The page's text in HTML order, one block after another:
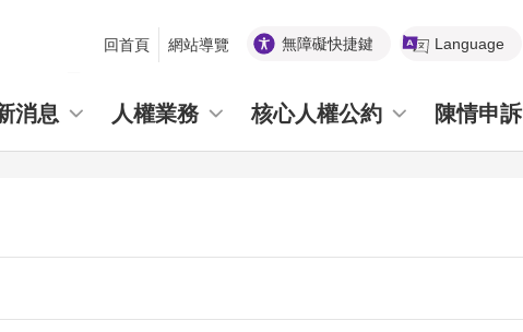
回首頁 網站導覽 無障礙快捷鍵 Language
消息 人權業務 核心人權公約 陳情申訴